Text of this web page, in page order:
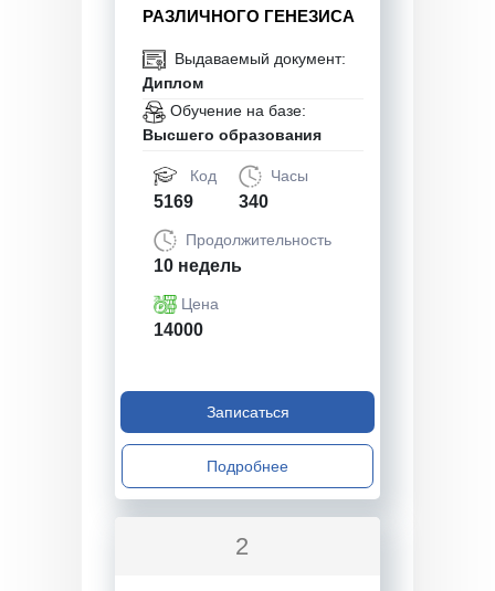
РАЗЛИЧНОГО ГЕНЕЗИСА
Выдаваемый документ:
Диплом
Обучение на базе:
Высшего образования
Код
5169
Часы
340
Продолжительность
10 недель
Цена
14000
Записаться
Подробнее
2